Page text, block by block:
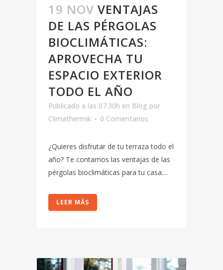
19 NOV VENTAJAS
DE LAS PÉRGOLAS
BIOCLIMÁTICAS:
APROVECHA TU
ESPACIO EXTERIOR
TODO EL AÑO
Publicado a las 07:30h en Blog por
Climathermik
0 Comentarios
¿Quieres disfrutar de tu terraza todo el
año? Te contamos las ventajas de las
pérgolas bioclimáticas para tu casa....
LEER MÁS